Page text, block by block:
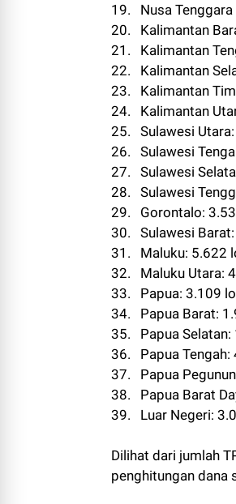
19. Nusa
20. Kalimantan
21. Kalimantan
22. Kalimantan
23. Kalimantan
24. Kalimantan
25. Sulawesi
26. Sulawesi
27. Sulawesi
28. Sulawesi
29. Gorontalo:
30. Sulawesi
31. Maluku: 5.622
32. Maluku Utara:
33. Papua: 3.109
34. Papua Barat:
35. Papua Selatan:
36. Papua Tengah:
37. Papua
38. Papua Barat
39. Luar Negeri:
Dilihat dari jumlah
penghitungan dana